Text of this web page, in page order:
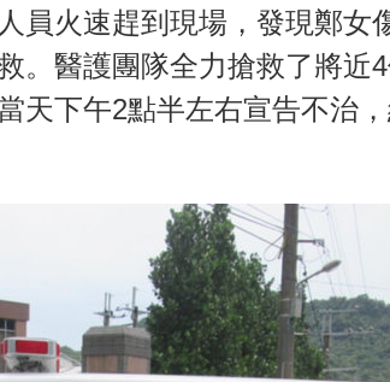
員火速趕到現場，發現鄭女
。醫護團隊全力搶救了將近
天下午2點半左右宣告不治